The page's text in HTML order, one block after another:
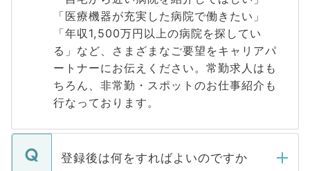
「医療機器が充実した病院で働きたい」
「年収1,500万円以上の病院を探してい
る」など、さまざまなご要望をキャリアパ
ートナーにお伝えください。常勤求人はも
ちろん、非常勤・スポットのお仕事紹介も
行なっております。
登録後は何をすればよいのですか